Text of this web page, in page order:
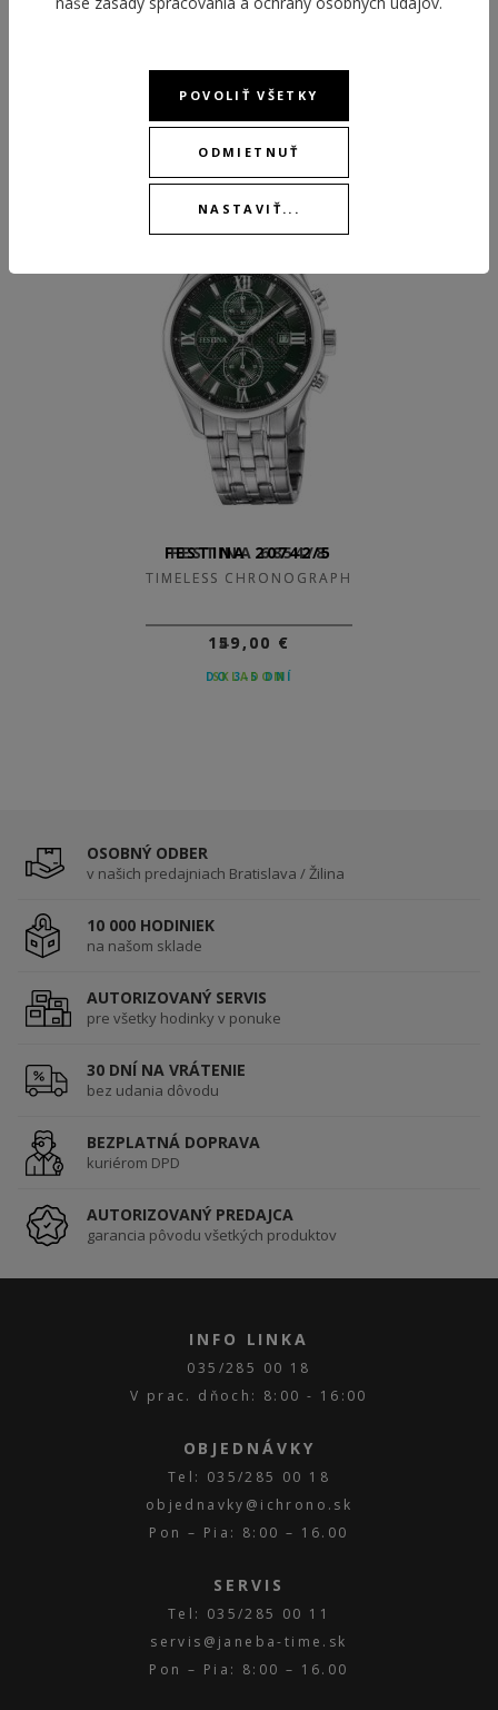
FESTINA 6854/8
TIMELESS CHRONOGRAPH
149,00 €
SKLADOM
FESTINA 20742/5
TIMELESS CHRONOGRAPH
159,00 €
DO 3-5 DNÍ
OSOBNÝ ODBER
v našich predajniach Bratislava / Žilina
10 000 HODINIEK
na našom sklade
AUTORIZOVANÝ SERVIS
pre všetky hodinky v ponuke
30 DNÍ NA VRÁTENIE
bez udania dôvodu
BEZPLATNÁ DOPRAVA
kuriérom DPD
AUTORIZOVANÝ PREDAJCA
garancia pôvodu všetkých produktov
INFO LINKA
035/285 00 18
V prac. dňoch: 8:00 - 16:00
OBJEDNÁVKY
Tel: 035/285 00 18
objednavky@ichrono.sk
Pon – Pia: 8:00 – 16.00
SERVIS
Tel: 035/285 00 11
servis@janeba-time.sk
Pon – Pia: 8:00 – 16.00
POVOLIŤ VŠETKY
ODMIETNUŤ
NASTAVIŤ...